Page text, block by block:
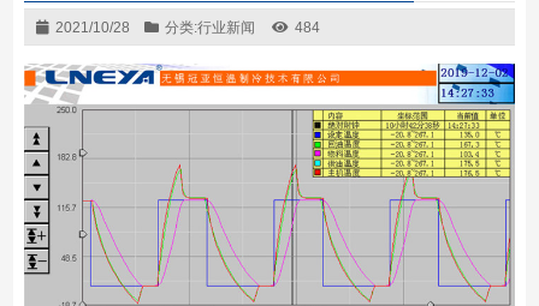
2021/10/28 分类:行业新闻 484